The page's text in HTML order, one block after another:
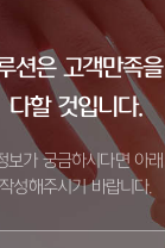
션은 고객만족
다할 것입니다.
보가 궁금하시다면 아
작성해주시기 바랍니다.